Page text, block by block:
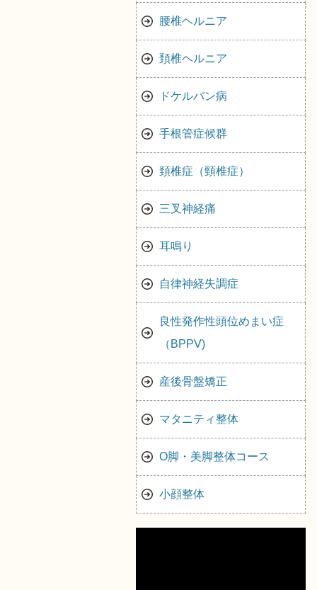
腰椎ヘルニア
頚椎ヘルニア
ドケルバン病
手根管症候群
頚椎症（頸椎症）
三叉神経痛
耳鳴り
自律神経失調症
良性発作性頭位めまい症
（BPPV)
産後骨盤矯正
マタニティ整体
O脚・美脚整体コース
小顔整体